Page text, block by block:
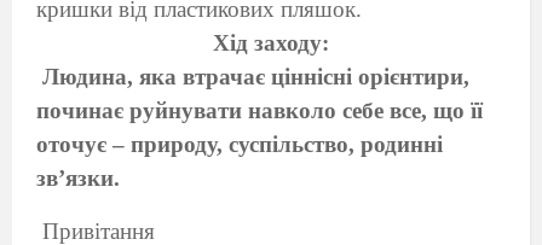
кришки від пластикових пляшок.
Хід заходу:
Людина, яка втрачає ціннісні орієнтири,
починає руйнувати навколо себе все, що її
оточує – природу, суспільство, родинні
зв’язки.
Привітання